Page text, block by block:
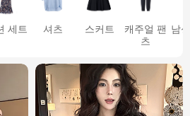
세트 셔츠 스커트
캐주얼 팬
츠
남